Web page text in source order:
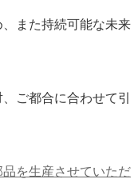
また持続可能な未来
ご都合に合わせて引
を生産させていただ